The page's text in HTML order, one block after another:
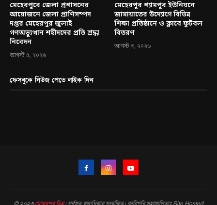
মেহেরপুরে জেলা প্রশাসনের
আয়োজনে জেলা প্রাণিসম্পদ
দপ্তর মেহেরপুর জুলাই
গণঅভ্যুত্থান শহীদদের প্রতি শ্রদ্ধা
নিবেদন
আগস্ট ৫, ২০২৬
মেহেরপুর শ্যামপুর ইউনিয়নে
জামায়াতের উদ্যোগে বিভিন্ন
শিক্ষা প্রতিষ্ঠানে ও ক্লাবে ফুটবল
বিতরণ
আগস্ট ৩, ২০২৬
ফেসবুকে নিউজ পেতে লাইক দিন